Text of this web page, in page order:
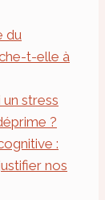
du
t-elle à
stress
?
:
nos